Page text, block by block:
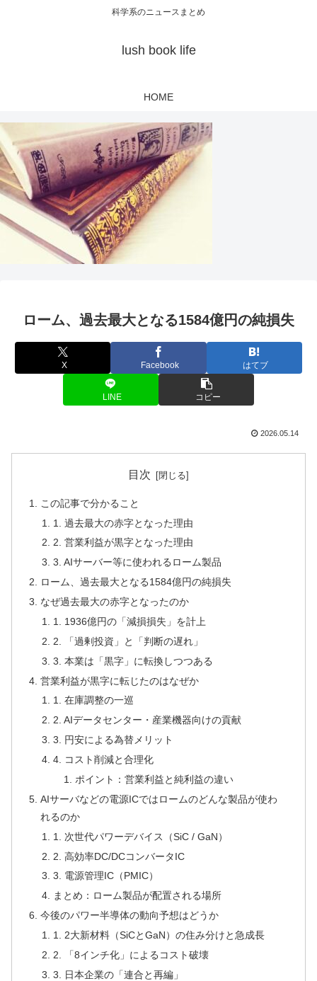
科学系のニュースまとめ
lush book life
HOME
ローム、過去最大となる1584億円の純損失
X Facebook はてブ
LINE コピー
2026.05.14
目次
この記事で分かること
1. 過去最大の赤字となった理由
2. 営業利益が黒字となった理由
3. AIサーバー等に使われるローム製品
ローム、過去最大となる1584億円の純損失
なぜ過去最大の赤字となったのか
1. 1936億円の「減損損失」を計上
2. 「過剰投資」と「判断の遅れ」
3. 本業は「黒字」に転換しつつある
営業利益が黒字に転じたのはなぜか
1. 在庫調整の一巡
2. AIデータセンター・産業機器向けの貢献
3. 円安による為替メリット
4. コスト削減と合理化
ポイント：営業利益と純利益の違い
AIサーバなどの電源ICではロームのどんな製品が使わ
れるのか
1. 次世代パワーデバイス（SiC / GaN）
2. 高効率DC/DCコンバータIC
3. 電源管理IC（PMIC）
まとめ：ローム製品が配置される場所
今後のパワー半導体の動向予想はどうか
1. 2大新材料（SiCとGaN）の住み分けと急成長
2. 「8インチ化」によるコスト破壊
3. 日本企業の「連合と再編」